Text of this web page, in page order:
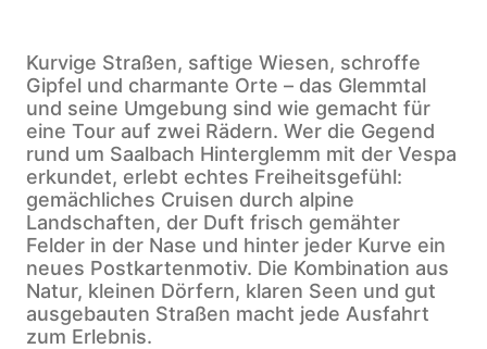
Kurvige Straßen, saftige Wiesen, schroffe
Gipfel und charmante Orte – das Glemmtal
und seine Umgebung sind wie gemacht für
eine Tour auf zwei Rädern. Wer die Gegend
rund um Saalbach Hinterglemm mit der Vespa
erkundet, erlebt echtes Freiheitsgefühl:
gemächliches Cruisen durch alpine
Landschaften, der Duft frisch gemähter
Felder in der Nase und hinter jeder Kurve ein
neues Postkartenmotiv. Die Kombination aus
Natur, kleinen Dörfern, klaren Seen und gut
ausgebauten Straßen macht jede Ausfahrt
zum Erlebnis.